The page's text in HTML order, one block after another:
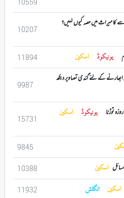
کا میراث میں حصہ کیوں نہیں؟
10207
یونیکوڈ اسکین 11894
کے لئے گندی تصاویر دیکھ
9987
توڑنا یونیکوڈ
اسکین
15731
9845
اسکین 10388
اسکین انگلش 11932